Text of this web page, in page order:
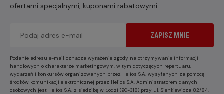
ofertami specjalnymi, kuponami rabatowymi
ZAPISZ MNIE
Podanie adresu e-mail oznacza wyrażenie zgody na otrzymywanie informacji
handlowych o charakterze marketingowym, w tym dotyczących repertuaru,
wydarzeń i konkursów organizowanych przez Helios S.A. wysyłanych za pomocą
środków komunikacji elektronicznej przez Helios S.A. Administratorem danych
osobowych jest Helios S.A. z siedzibą w Łodzi (90-318) przy ul. Sienkiewicza 82/84.